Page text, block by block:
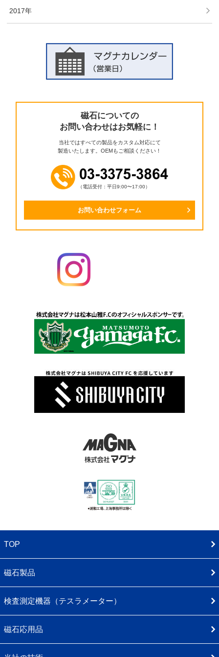
2017年
磁石についての
お問い合わせはお気軽に！
当社ではすべての製品をカスタム対応にて
製造いたします。OEMもご相談ください！
（電話受付：平日9:00〜17:00）
お問い合わせフォーム
TOP
磁石製品
検査測定機器（テスラメーター）
磁石応用品